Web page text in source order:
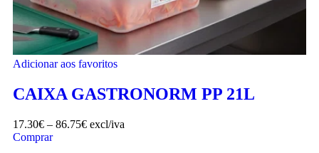
Adicionar aos favoritos
CAIXA GASTRONORM PP 21L
17.30€ – 86.75€ excl/iva
Comprar